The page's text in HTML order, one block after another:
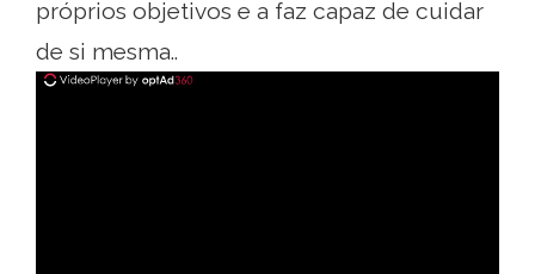
próprios objetivos e a faz capaz de cuidar
de si mesma..